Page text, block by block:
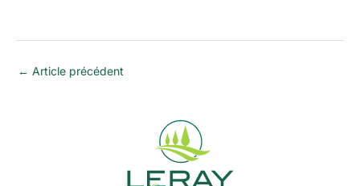
← Article précédent